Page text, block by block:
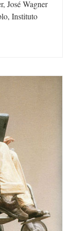
José Wagner
Instituto